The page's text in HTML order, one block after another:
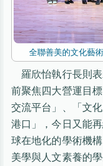
全聯善美的文化藝
羅欣怡執行長則
前聚焦四大營運目
交流平台」、「文
港口」，今日又能
球在地化的學術機
美學與人文素養的